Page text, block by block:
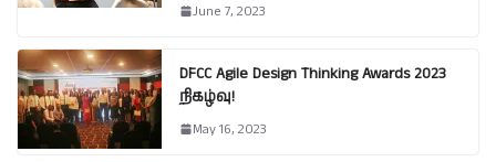
June 7, 2023
DFCC Agile Design Thinking Awards 2023
நிகழ்வு!
May 16, 2023